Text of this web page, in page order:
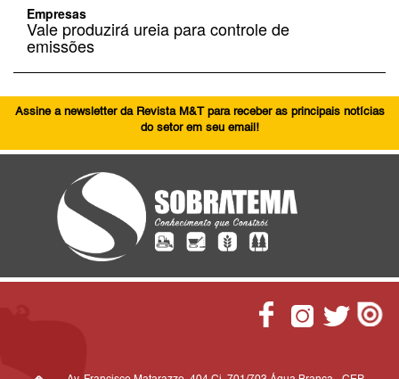
Empresas
Vale produzirá ureia para controle de
emissões
Assine a newsletter da Revista M&T para receber as principais notícias
do setor em seu email!